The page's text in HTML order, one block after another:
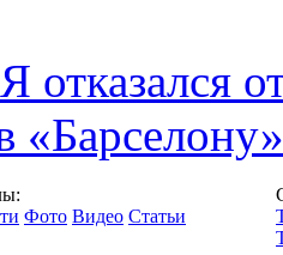
отказался
«Барселону»
Фото Видео Статьи